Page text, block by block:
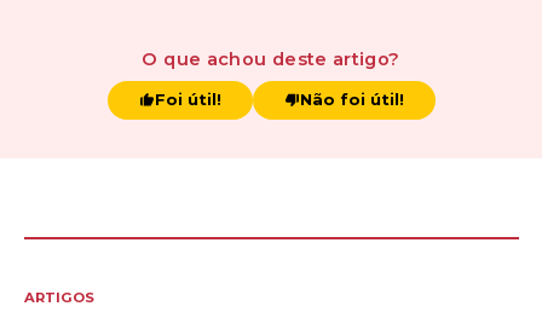
O que achou deste artigo?
Foi útil! Não foi útil!
ARTIGOS